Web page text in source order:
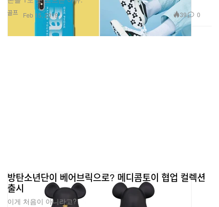
골프 Feb 15, 2019 39 0
방탄소년단이 베어브릭으로? 메디콤토이 협업 컬렉션
출시
이게 처음이 아니라고?